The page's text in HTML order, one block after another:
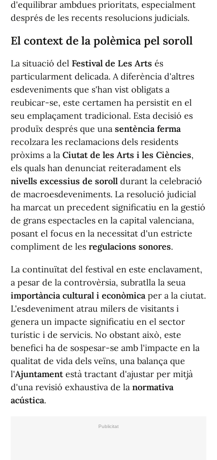
d'equilibrar ambdues prioritats, especialment
després de les recents resolucions judicials.
El context de la polèmica pel soroll
La situació del Festival de Les Arts és
particularment delicada. A diferència d'altres
esdeveniments que s'han vist obligats a
reubicar-se, este certamen ha persistit en el
seu emplaçament tradicional. Esta decisió es
produïx després que una sentència ferma
recolzara les reclamacions dels residents
pròxims a la Ciutat de les Arts i les Ciències,
els quals han denunciat reiteradament els
nivells excessius de soroll durant la celebració
de macroesdeveniments. La resolució judicial
ha marcat un precedent significatiu en la gestió
de grans espectacles en la capital valenciana,
posant el focus en la necessitat d'un estricte
compliment de les regulacions sonores.
La continuïtat del festival en este enclavament,
a pesar de la controvèrsia, subratlla la seua
importància cultural i econòmica per a la ciutat.
L'esdeveniment atrau milers de visitants i
genera un impacte significatiu en el sector
turístic i de servicis. No obstant això, este
benefici ha de sospesar-se amb l'impacte en la
qualitat de vida dels veïns, una balança que
l'Ajuntamentestà tractant d'ajustar per mitjà
d'una revisió exhaustiva de la normativa
acústica.